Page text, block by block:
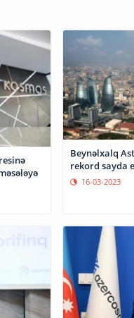
Beynəlxalq
rekord sayda
16-03-2023